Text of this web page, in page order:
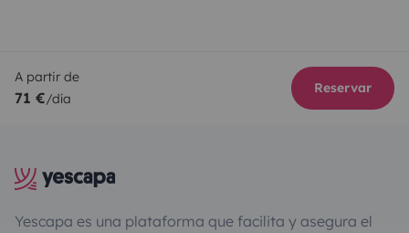
A partir de
71 €/día
Reservar
Yescapa es una plataforma que facilita y asegura el